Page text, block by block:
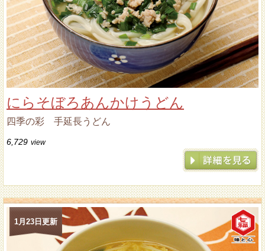
にらそぼろあんかけうどん
四季の彩 手延長うどん
6,729 view
1月23日更新